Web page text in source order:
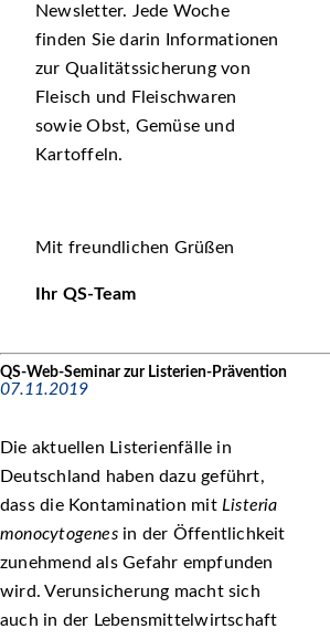
Newsletter. Jede Woche
finden Sie darin Informationen
zur Qualitätssicherung von
Fleisch und Fleischwaren
sowie Obst, Gemüse und
Kartoffeln.
Mit freundlichen Grüßen
Ihr QS-Team
QS-Web-Seminar zur Listerien-Prävention
07.11.2019
Die aktuellen Listerienfälle in
Deutschland haben dazu geführt,
dass die Kontamination mit Listeria
monocytogenesin der Öffentlichkeit
zunehmend als Gefahr empfunden
wird. Verunsicherung macht sich
auch in der Lebensmittelwirtschaft